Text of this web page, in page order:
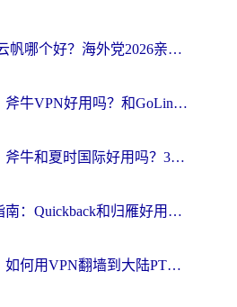
Quickback和云帆哪个好？海外党2026亲测指南：选对加速器大陆工具，无缝刷国内剧玩国服
海外党必看：斧牛VPN好用吗？和GoLinkVPN对比哪个回国效果更好？
海外党必看：斧牛和夏时国际好用吗？3步选对回国加速器，无缝刷国内资源
海外党踩坑指南：Quickback和归雁好用吗？选对加速器才能无缝刷国内资源
海外党必看：如何用VPN翻墙到大陆PTT？一篇解决你所有回国加速痛点